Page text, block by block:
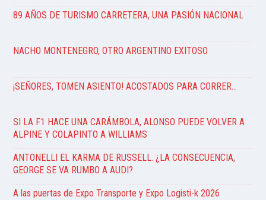
89 AÑOS DE TURISMO CARRETERA, UNA PASIÓN NACIONAL
NACHO MONTENEGRO, OTRO ARGENTINO EXITOSO
¡SEÑORES, TOMEN ASIENTO! ACOSTADOS PARA CORRER…
SI LA F1 HACE UNA CARÁMBOLA, ALONSO PUEDE VOLVER A
ALPINE Y COLAPINTO A WILLIAMS
ANTONELLI EL KARMA DE RUSSELL. ¿LA CONSECUENCIA,
GEORGE SE VA RUMBO A AUDI?
A las puertas de Expo Transporte y Expo Logisti-k 2026